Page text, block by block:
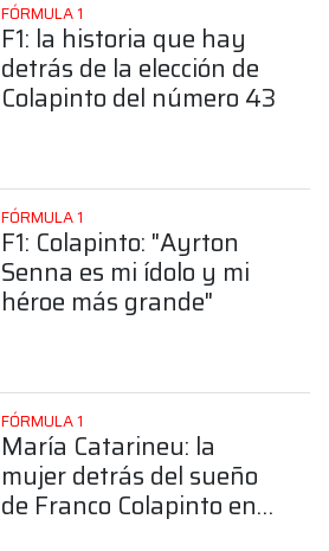
FÓRMULA 1
F1: la historia que hay
detrás de la elección de
Colapinto del número 43
FÓRMULA 1
F1: Colapinto: "Ayrton
Senna es mi ídolo y mi
héroe más grande"
FÓRMULA 1
María Catarineu: la
mujer detrás del sueño
de Franco Colapinto en